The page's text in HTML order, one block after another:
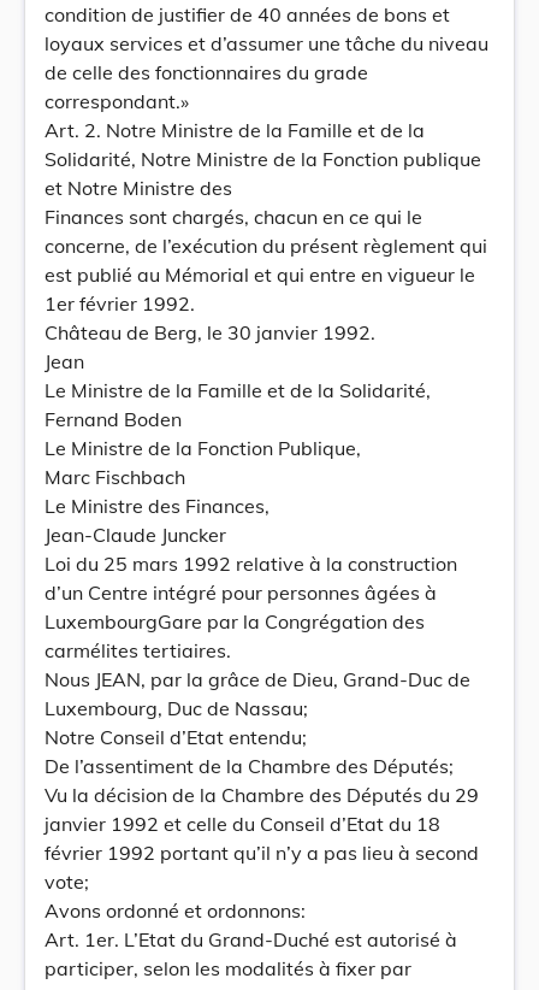
condition de justifier de 40 années de bons et
loyaux services et d’assumer une tâche du niveau
de celle des fonctionnaires du grade
correspondant.»
Art. 2. Notre Ministre de la Famille et de la
Solidarité, Notre Ministre de la Fonction publique
et Notre Ministre des
Finances sont chargés, chacun en ce qui le
concerne, de l’exécution du présent règlement qui
est publié au Mémorial et qui entre en vigueur le
1er février 1992.
Château de Berg, le 30 janvier 1992.
Jean
Le Ministre de la Famille et de la Solidarité,
Fernand Boden
Le Ministre de la Fonction Publique,
Marc Fischbach
Le Ministre des Finances,
Jean-Claude Juncker
Loi du 25 mars 1992 relative à la construction
d’un Centre intégré pour personnes âgées à
LuxembourgGare par la Congrégation des
carmélites tertiaires.
Nous JEAN, par la grâce de Dieu, Grand-Duc de
Luxembourg, Duc de Nassau;
Notre Conseil d’Etat entendu;
De l’assentiment de la Chambre des Députés;
Vu la décision de la Chambre des Députés du 29
janvier 1992 et celle du Conseil d’Etat du 18
février 1992 portant qu’il n’y a pas lieu à second
vote;
Avons ordonné et ordonnons:
Art. 1er. L’Etat du Grand-Duché est autorisé à
participer, selon les modalités à fixer par